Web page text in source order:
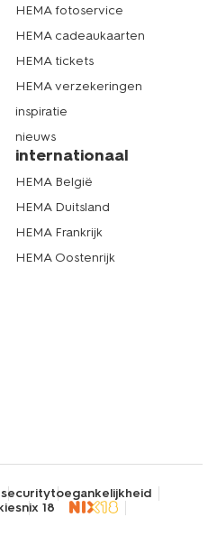
HEMA fotoservice
HEMA cadeaukaarten
HEMA tickets
HEMA verzekeringen
inspiratie
nieuws
internationaal
HEMA België
HEMA Duitsland
HEMA Frankrijk
HEMA Oostenrijk
securitytoegankelijkheid
nix 18